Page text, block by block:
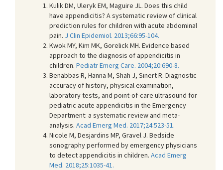
Kulik DM, Uleryk EM, Maguire JL. Does this child
have appendicitis? A systematic review of clinical
prediction rules for children with acute abdominal
pain. J Clin Epidemiol. 2013;66:95-104.
Kwok MY, Kim MK, Gorelick MH. Evidence based
approach to the diagnosis of appendicitis in
children. Pediatr Emerg Care. 2004;20:690-8.
Benabbas R, Hanna M, Shah J, Sinert R. Diagnostic
accuracy of history, physical examination,
laboratory tests, and point-of-care ultrasound for
pediatric acute appendicitis in the Emergency
Department: a systematic review and meta-
analysis. Acad Emerg Med. 2017;24:523-51.
Nicole M, Desjardins MP, Gravel J. Bedside
sonography performed by emergency physicians
to detect appendicitis in children. Acad Emerg
Med. 2018;25:1035-41.